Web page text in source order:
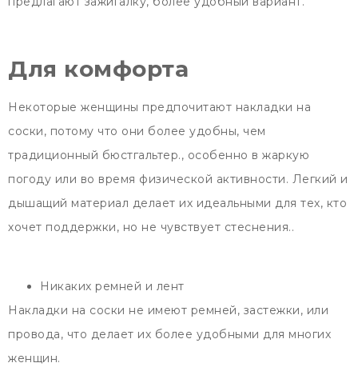
Для комфорта
Некоторые женщины предпочитают накладки на
соски, потому что они более удобны, чем
традиционный бюстгальтер., особенно в жаркую
погоду или во время физической активности. Легкий и
дышащий материал делает их идеальными для тех, кто
хочет поддержки, но не чувствует стеснения..
Никаких ремней и лент
Накладки на соски не имеют ремней, застежки, или
провода, что делает их более удобными для многих
женщин.